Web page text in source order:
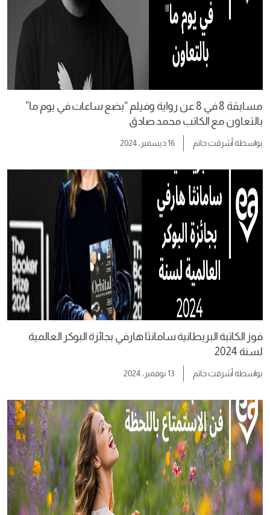
مسابقة 8 في 8 عن رواية وفيلم “بضع ساعات في يوم ما”
بالتعاون مع الكاتب محمد صادق
بواسطةأشرقت حاتم 16 ديسمبر، 2024
فوز الكاتبة البريطانية سامانثا هارفي بجائزة البوكر العالمية
لسنة 2024
بواسطةأشرقت حاتم 13 نوفمبر، 2024